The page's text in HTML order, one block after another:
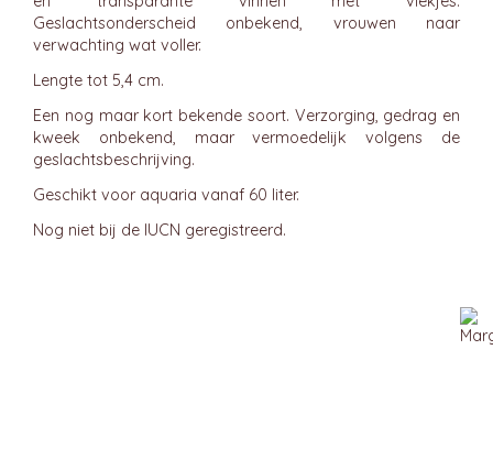
Geslachtsonderscheid onbekend, vrouwen naar
verwachting wat voller.
Lengte tot 5,4 cm.
Een nog maar kort bekende soort. Verzorging, gedrag en
kweek onbekend, maar vermoedelijk volgens de
geslachtsbeschrijving.
Geschikt voor aquaria vanaf 60 liter.
Nog niet bij de IUCN geregistreerd.